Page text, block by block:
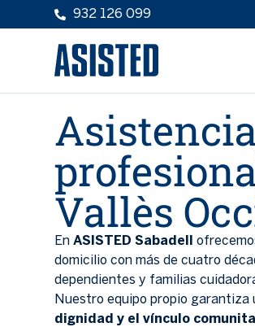
932 126 099
Vallès
EnASISTED Sabadell
domicilio con más de cuatro
dependientes y familias
Nuestro equipo propio garantiza
dignidad y el vínculo